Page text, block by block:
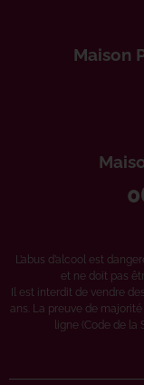
Maison
L’abus d’alcool est
et ne doit pas
Il est interdit de vendre
ans. La preuve de
ligne (Code de la